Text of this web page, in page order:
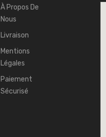
À Propos De
Nous
Livraison
Mentions
Légales
Paiement
Sécurisé